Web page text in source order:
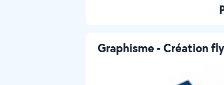
Graphisme - Création